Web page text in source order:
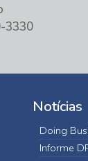
3330
Notícias
Doing
Informe